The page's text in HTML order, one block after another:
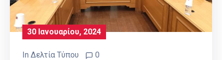
Ψηφιακές
Υπηρεσίες
Επικοινωνία
30 Ιανουαρίου, 2024
In Δελτία Τύπου 0